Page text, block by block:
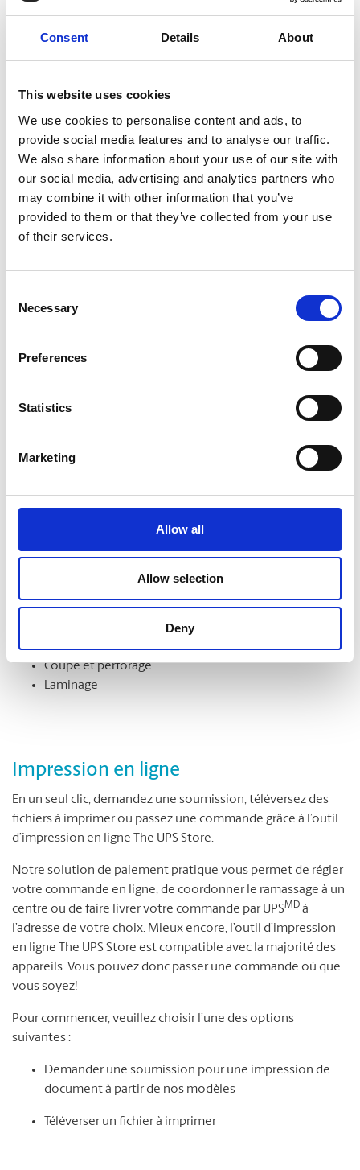
Consent Details About
This website uses cookies
We use cookies to personalise content and ads, to
provide social media features and to analyse our traffic.
We also share information about your use of our site with
our social media, advertising and analytics partners who
may combine it with other information that you’ve
provided to them or that they’ve collected from your use
of their services.
Selection
Necessary
Preferences
Statistics
Marketing
Allow all
Allow selection
Deny
Banderoles
Des salons commerciaux aux inaugurations officielles, les
banderoles attirent l’attention et communiquent votre
message avec force. Nous offrons des banderoles de
dimensions standards ou sur mesure. Nous pouvons même
les monter sur un support pour afficher clairement votre
présence.
affiches d’allure professionnelle dans un vaste choix de
formats. Nous pouvons aussi les monter sur un support et
Finition de documents
Démarquez-vous par la qualité de vos documents et de vos
Reliure
Mise en bloc
Coupe et perforage
Laminage
Impression en ligne
En un seul clic, demandez une soumission, téléversez des
fichiers à imprimer ou passez une commande grâce à l’outil
d’impression en ligne The UPS Store.
Notre solution de paiement pratique vous permet de régler
votre commande en ligne, de coordonner le ramassage à un
centre ou de faire livrer votre commande par UPSMD à
l’adresse de votre choix. Mieux encore, l’outil d’impression
en ligne The UPS Store est compatible avec la majorité des
appareils. Vous pouvez donc passer une commande où que
vous soyez!
Pour commencer, veuillez choisir l’une des options
suivantes :
Demander une soumission pour une impression de
document à partir de nos modèles
Téléverser un fichier à imprimer